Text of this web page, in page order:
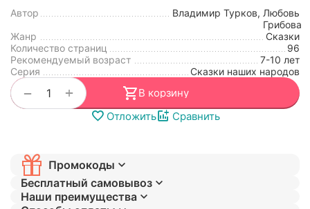
Автор
Владимир Турков, Любовь
Грибова
Жанр
Сказки
Количество страниц
96
Рекомендуемый возраст
7-10 лет
Серия
Сказки наших народов
+
−
В корзину
Отложить
Сравнить
Промокоды
Бесплатный самовывоз
Наши преимущества